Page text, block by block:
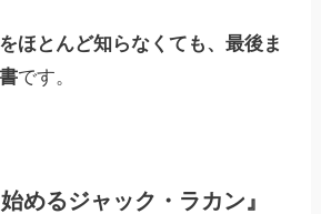
ほとんど知らなくても、最後ま
です。
めるジャック・ラカン』